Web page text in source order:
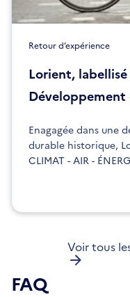
Retour d’expérience
Lorient, labellisé
Développement
Enagagée dans une
durable historique,
CLIMAT - AIR -
Voir tous
FAQ